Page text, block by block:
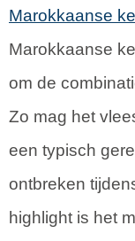
Marokkaanse
Marokkaanse
om de
Zo mag het
een typisch
ontbreken
highlight is het